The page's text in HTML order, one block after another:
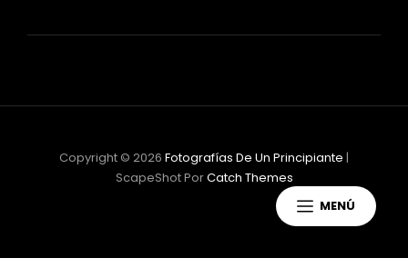
MENÚ
Copyright © 2026 Fotografías De Un Principiante |
ScapeShot PorCatch Themes